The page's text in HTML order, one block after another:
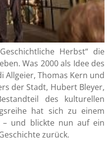
Herbst“ die
Was 2000 als Idee des
Allgeier, Thomas Kern und
der Stadt, Hubert Bleyer,
des kulturellen
hat sich zu einem
– und blickte nun auf ein
zurück.